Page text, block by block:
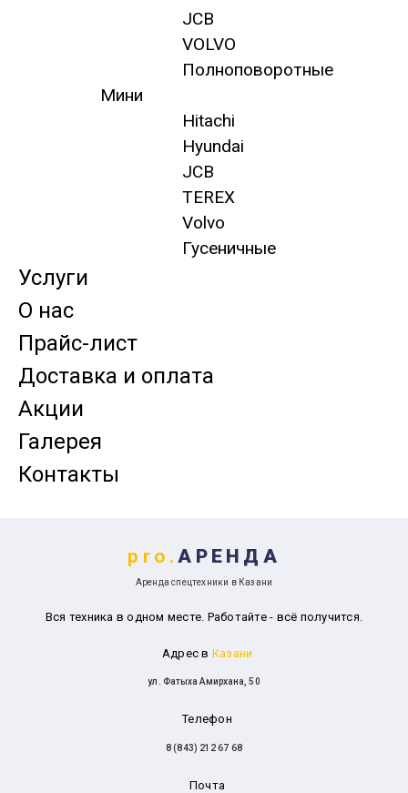
JCB
VOLVO
Полноповоротные
Мини
Hitachi
Hyundai
JCB
TEREX
Volvo
Гусеничные
Услуги
О нас
Прайс-лист
Доставка и оплата
Акции
Галерея
Контакты
pro.АРЕНДА
Аренда спецтехники в Казани
Вся техника в одном месте. Работайте - всё получится.
Адрес в Казани
ул. Фатыха Амирхана, 50
Телефон
8 (843) 212 67 68
Почта